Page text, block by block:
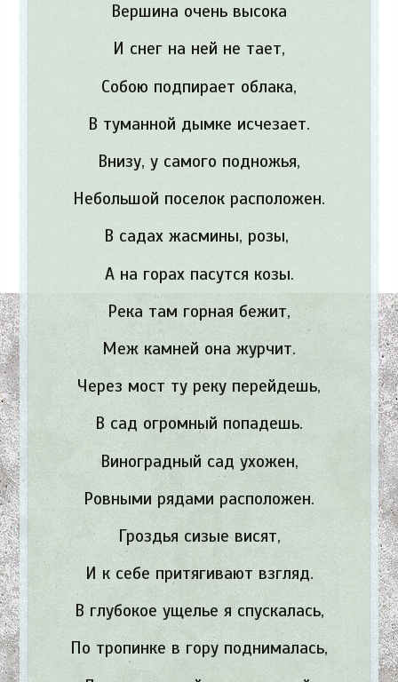
Вершина очень высока
И снег на ней не тает,
Собою подпирает облака,
В туманной дымке исчезает.
Внизу, у самого подножья,
Небольшой поселок расположен.
В садах жасмины, розы,
А на горах пасутся козы.
Река там горная бежит,
Меж камней она журчит.
Через мост ту реку перейдешь,
В сад огромный попадешь.
Виноградный сад ухожен,
Ровными рядами расположен.
Гроздья сизые висят,
И к себе притягивают взгляд.
В глубокое ущелье я спускалась,
По тропинке в гору поднималась,